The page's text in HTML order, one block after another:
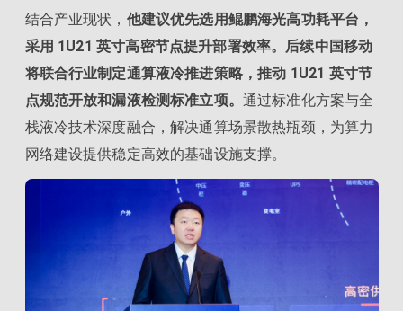
结合产业现状， 他建议优先选用鲲鹏海光高功耗平台，
采用 1U21 英寸高密节点提升部署效率。后续中国移动
将联合行业制定通算液冷推进策略，推动 1U21 英寸节
点规范开放和漏液检测标准立项。 通过标准化方案与全
栈液冷技术深度融合，解决通算场景散热瓶颈，为算力
网络建设提供稳定高效的基础设施支撑。